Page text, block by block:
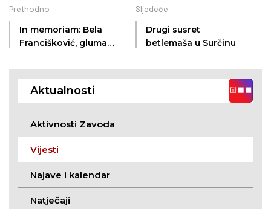
Prethodno
In memoriam: Bela
Francišković, glumac,
djelatnik (Subotica,
20. 5. 1936. – Subotica,
12. 1. 2023.)
Sljedeće
Drugi susret
betlemaša u Surčinu
Aktualnosti
Aktivnosti Zavoda
Vijesti
Najave i kalendar
Natječaji